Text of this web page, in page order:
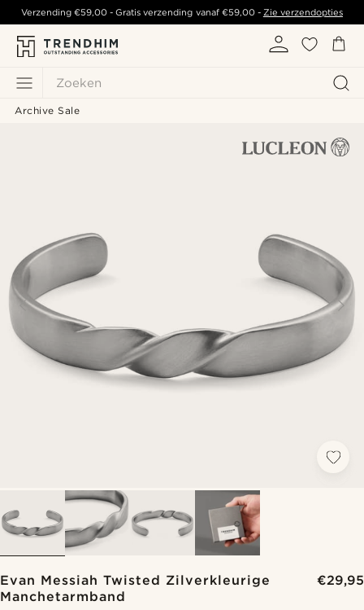
Zoeken
Verzending€59,00 - Gratis verzending vanaf €59,00- Zie verzendopties
Archive Sale
Evan Messiah Twisted Zilverkleurige
Manchetarmband
€29,95